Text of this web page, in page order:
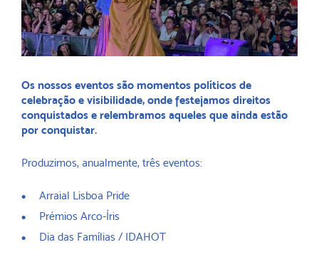
Os nossos eventos são momentos políticos de
celebração e visibilidade, onde festejamos direitos
conquistados e relembramos aqueles que ainda estão
por conquistar.
Produzimos, anualmente, três eventos:
Arraial Lisboa Pride
Prémios Arco-Íris
Dia das Famílias / IDAHOT